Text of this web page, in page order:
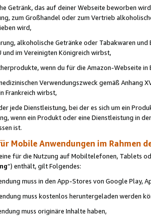
Getränk, das auf deiner Webseite beworben
zum Großhandel oder zum Vertrieb
wird,
alkoholische Getränke oder Tabakwaren
und im Vereinigten Königreich wirbst,
wenn du für die Amazon-Webseite in
Verwendungszweck gemäß Anhang
Frankreich wirbst,
jede Dienstleistung, bei der es sich um ein
wenn ein Produkt oder eine Dienstleistung in
ist.
Mobile Anwendungen im Rahmen
für die Nutzung auf Mobiltelefonen, Tablets
“) enthält, gilt Folgendes:
muss in den App-Stores von Google Play,
muss kostenlos heruntergeladen werden
muss originäre Inhalte haben,